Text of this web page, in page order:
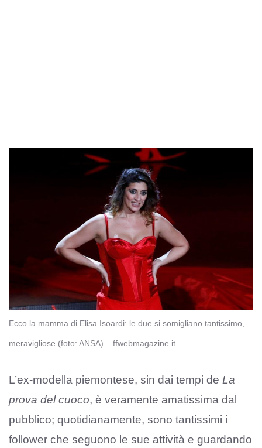
Ecco la mamma di Elisa Isoardi: le due si somigliano tantissimo,
meravigliose (foto: ANSA) – ffwebmagazine.it
L’ex-modella piemontese, sin dai tempi de La
prova del cuoco, è veramente amatissima dal
pubblico; quotidianamente, sono tantissimi i
follower che seguono le sue attività e guardando